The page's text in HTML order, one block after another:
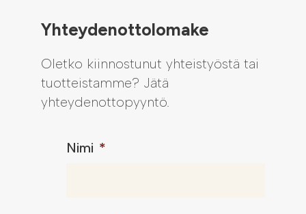
Yhteydenottolomake
Oletko kiinnostunut yhteistyöstä tai
tuotteistamme? Jätä
yhteydenottopyyntö.
Nimi *